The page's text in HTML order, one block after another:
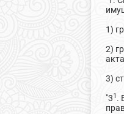
1)
2)
3)
"31 .